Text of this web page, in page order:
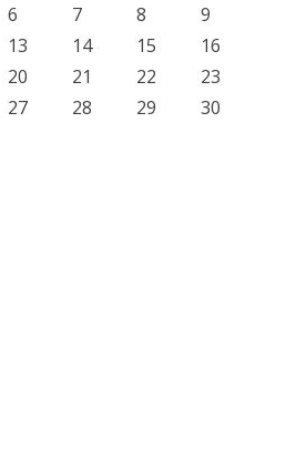
6 7 8
9
13 14 15
16
20 21 22
23
27 28 29
30